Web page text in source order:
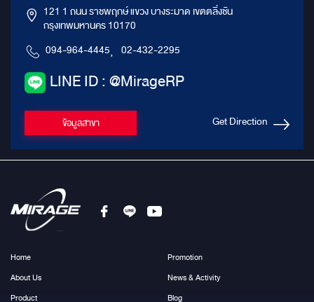
121 1 ถนน ราชพฤกษ์ แขวง บางระมาด เขตตลิ่งชัน
กรุงเทพมหานคร 10170
094-964-4445, 02-432-2295
LINE ID : @MirageRP
ข้อมูลสาขา Get Direction
Home
About Us
Product
Promotion
News & Activity
Blog